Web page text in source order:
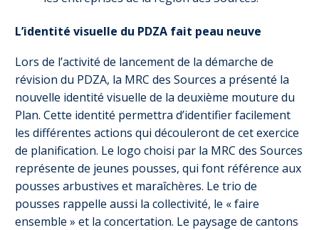
L’identité visuelle du PDZA fait peau neuve
Lors de l’activité de lancement de la démarche de
révision du PDZA, la MRC des Sources a présenté la
nouvelle identité visuelle de la deuxième mouture du
Plan. Cette identité permettra d’identifier facilement
les différentes actions qui découleront de cet exercice
de planification. Le logo choisi par la MRC des Sources
représente de jeunes pousses, qui font référence aux
pousses arbustives et maraîchères. Le trio de
pousses rappelle aussi la collectivité, le « faire
ensemble » et la concertation. Le paysage de cantons